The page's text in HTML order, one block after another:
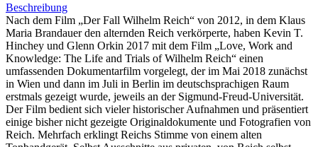
Beschreibung
Nach dem Film „Der Fall Wilhelm Reich“ von 2012, in dem Klaus
Maria Brandauer den alternden Reich verkörperte, haben Kevin T.
Hinchey und Glenn Orkin 2017 mit dem Film „Love, Work and
Knowledge: The Life and Trials of Wilhelm Reich“ einen
umfassenden Dokumentarfilm vorgelegt, der im Mai 2018 zunächst
in Wien und dann im Juli in Berlin im deutschsprachigen Raum
erstmals gezeigt wurde, jeweils an der Sigmund-Freud-Universität.
Der Film bedient sich vieler historischer Aufnahmen und präsentiert
einige bisher nicht gezeigte Originaldokumente und Fotografien von
Reich. Mehrfach erklingt Reichs Stimme von einem alten